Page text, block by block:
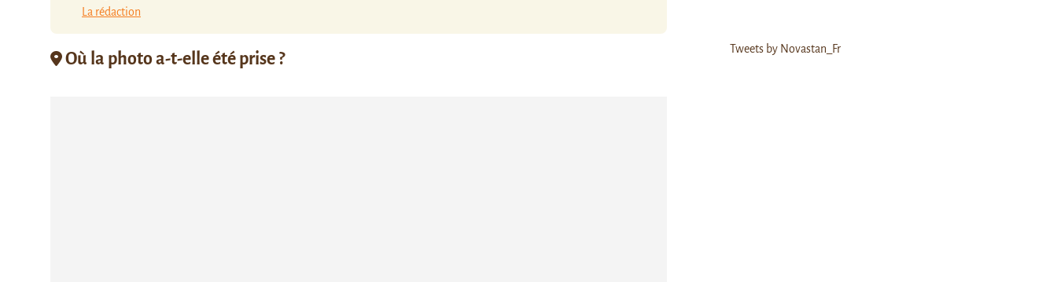
La rédaction
Où la photo a-t-elle été prise ?
Tweets by Novastan_Fr